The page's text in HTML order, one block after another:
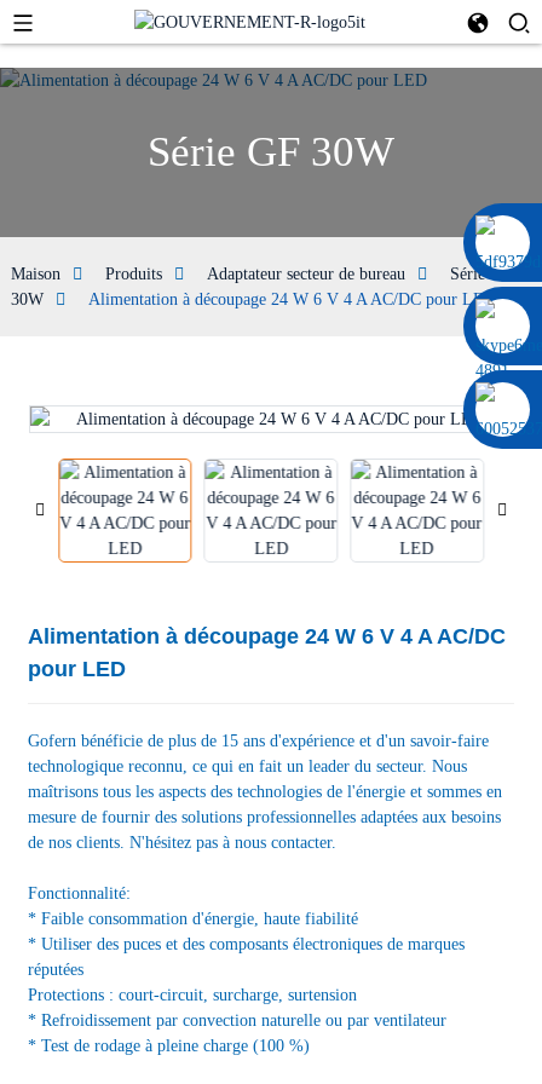
0086 13322920697
Série GF 30W
Maison Produits Adaptateur secteur de bureau
Série GF
30W
Alimentation à découpage 24 W 6 V 4 A AC/DC pour LED
Alimentation à découpage 24 W 6 V 4 A AC/DC
pour LED
Gofern bénéficie de plus de 15 ans d'expérience et d'un savoir-faire
technologique reconnu, ce qui en fait un leader du secteur. Nous
maîtrisons tous les aspects des technologies de l'énergie et sommes en
mesure de fournir des solutions professionnelles adaptées aux besoins
de nos clients. N'hésitez pas à nous contacter.
Fonctionnalité:
* Faible consommation d'énergie, haute fiabilité
* Utiliser des puces et des composants électroniques de marques
réputées
Protections : court-circuit, surcharge, surtension
* Refroidissement par convection naturelle ou par ventilateur
* Test de rodage à pleine charge (100 %)